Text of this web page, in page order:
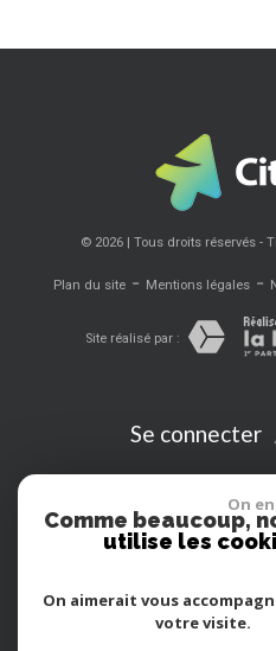
© 2026 | Tous droits réservés -
Plan du site- Mentions légales-
Site réalisé par :
Se connecter
Espace
On
Comme beaucoup,
utilise les
On aimerait vous
votre visite.